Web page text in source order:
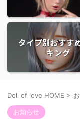
タイプ別おすす
キング
Doll of love HOME >
お知らせ